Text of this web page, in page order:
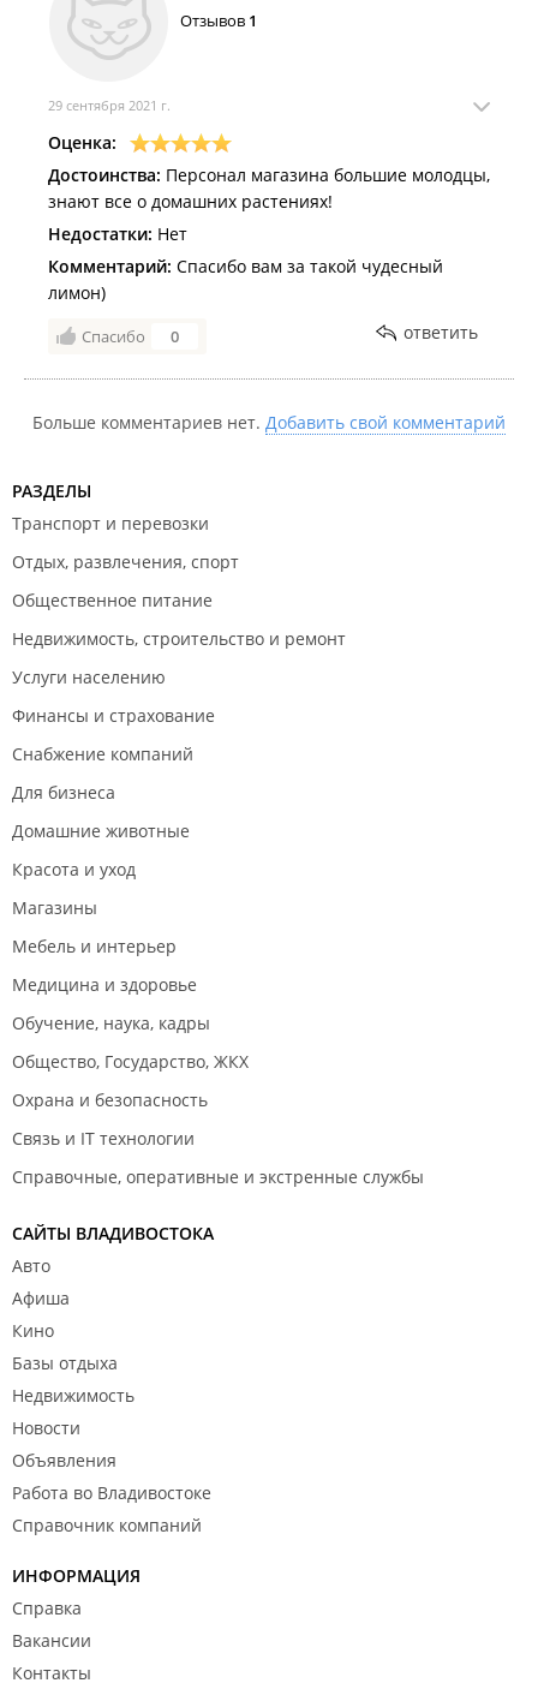
Отзывов 1
29 сентября 2021 г.
Оценка:
Достоинства: Персонал магазина большие молодцы,
знают все о домашних растениях!
Недостатки: Нет
Комментарий: Спасибо вам за такой чудесный
лимон)
Спасибо 0 ответить
Больше комментариев нет. Добавить свой комментарий
РАЗДЕЛЫ
Транспорт и перевозки
Отдых, развлечения, спорт
Общественное питание
Недвижимость, строительство и ремонт
Услуги населению
Финансы и страхование
Снабжение компаний
Для бизнеса
Домашние животные
Красота и уход
Магазины
Мебель и интерьер
Медицина и здоровье
Обучение, наука, кадры
Общество, Государство, ЖКХ
Охрана и безопасность
Связь и IT технологии
Справочные, оперативные и экстренные службы
САЙТЫ ВЛАДИВОСТОКА
Авто
Афиша
Кино
Базы отдыха
Недвижимость
Новости
Объявления
Работа во Владивостоке
Справочник компаний
ИНФОРМАЦИЯ
Справка
Вакансии
Контакты